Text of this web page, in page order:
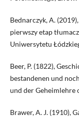
Bednarczyk, A.
pierwszy etap
Uniwersytetu
Beer, P. (1822),
bestandenen und
und der Geheimlehre
Brawer, A. J. (1910),